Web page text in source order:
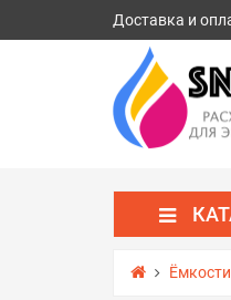
Доставка и